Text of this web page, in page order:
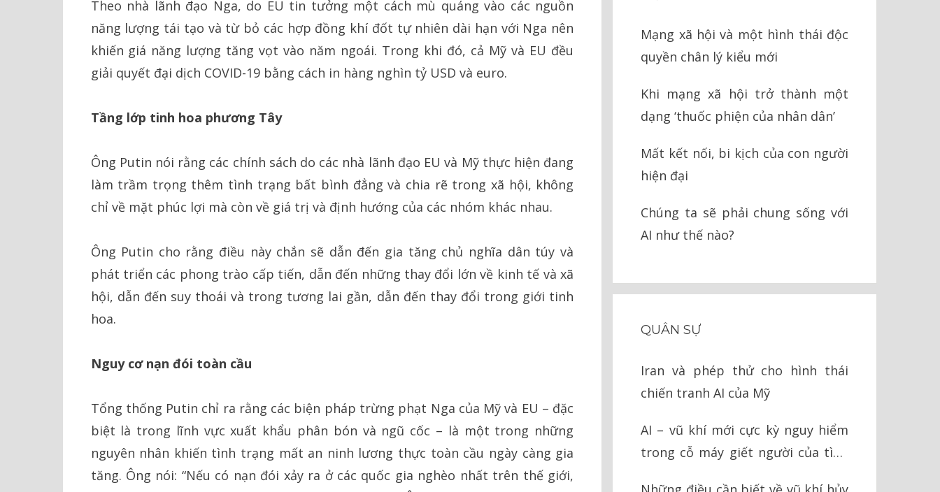
Theo nhà lãnh đạo Nga, do EU tin tưởng một cách mù quáng vào các nguồn
năng lượng tái tạo và từ bỏ các hợp đồng khí đốt tự nhiên dài hạn với Nga nên
khiến giá năng lượng tăng vọt vào năm ngoái. Trong khi đó, cả Mỹ và EU đều
giải quyết đại dịch COVID-19 bằng cách in hàng nghìn tỷ USD và euro.
Tầng lớp tinh hoa phương Tây
Ông Putin nói rằng các chính sách do các nhà lãnh đạo EU và Mỹ thực hiện đang
làm trầm trọng thêm tình trạng bất bình đẳng và chia rẽ trong xã hội, không
chỉ về mặt phúc lợi mà còn về giá trị và định hướng của các nhóm khác nhau.
Ông Putin cho rằng điều này chắn sẽ dẫn đến gia tăng chủ nghĩa dân túy và
phát triển các phong trào cấp tiến, dẫn đến những thay đổi lớn về kinh tế và xã
hội, dẫn đến suy thoái và trong tương lai gần, dẫn đến thay đổi trong giới tinh
hoa.
Nguy cơ nạn đói toàn cầu
Tổng thống Putin chỉ ra rằng các biện pháp trừng phạt Nga của Mỹ và EU – đặc
biệt là trong lĩnh vực xuất khẩu phân bón và ngũ cốc – là một trong những
nguyên nhân khiến tình trạng mất an ninh lương thực toàn cầu ngày càng gia
tăng. Ông nói: “Nếu có nạn đói xảy ra ở các quốc gia nghèo nhất trên thế giới,
Mạng xã hội và một hình thái độc
quyền chân lý kiểu mới
Khi mạng xã hội trở thành một
dạng ‘thuốc phiện của nhân dân’
Mất kết nối, bi kịch của con người
hiện đại
Chúng ta sẽ phải chung sống với
AI như thế nào?
QUÂN SỰ
Iran và phép thử cho hình thái
chiến tranh AI của Mỹ
AI – vũ khí mới cực kỳ nguy hiểm
trong cỗ máy giết người của tình